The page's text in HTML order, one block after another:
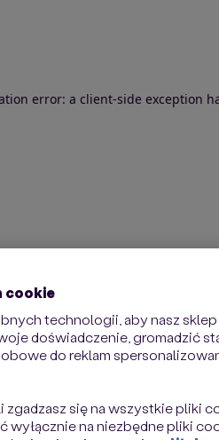
error: a client-side exception
cookie
technologii, aby nasz sklep
doświadczenie, gromadzić
do reklam
zgadzasz się na wszystkie pliki
wyłącznie na niezbędne pliki